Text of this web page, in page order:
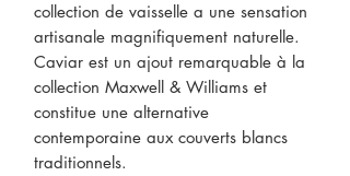
collection de vaisselle a une sensation
artisanale magnifiquement naturelle.
Caviar est un ajout remarquable à la
collection Maxwell & Williams et
constitue une alternative
contemporaine aux couverts blancs
traditionnels.